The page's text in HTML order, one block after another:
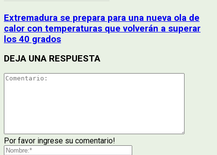
Extremadura se prepara para una nueva ola de
calor con temperaturas que volverán a superar
los 40 grados
DEJA UNA RESPUESTA
Por favor ingrese su comentario!